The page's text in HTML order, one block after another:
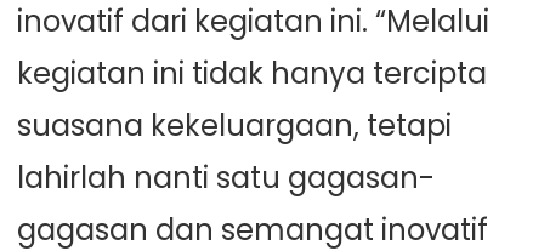
inovatif dari kegiatan ini. “Melalui
kegiatan ini tidak hanya tercipta
suasana kekeluargaan, tetapi
lahirlah nanti satu gagasan-
gagasan dan semangat inovatif